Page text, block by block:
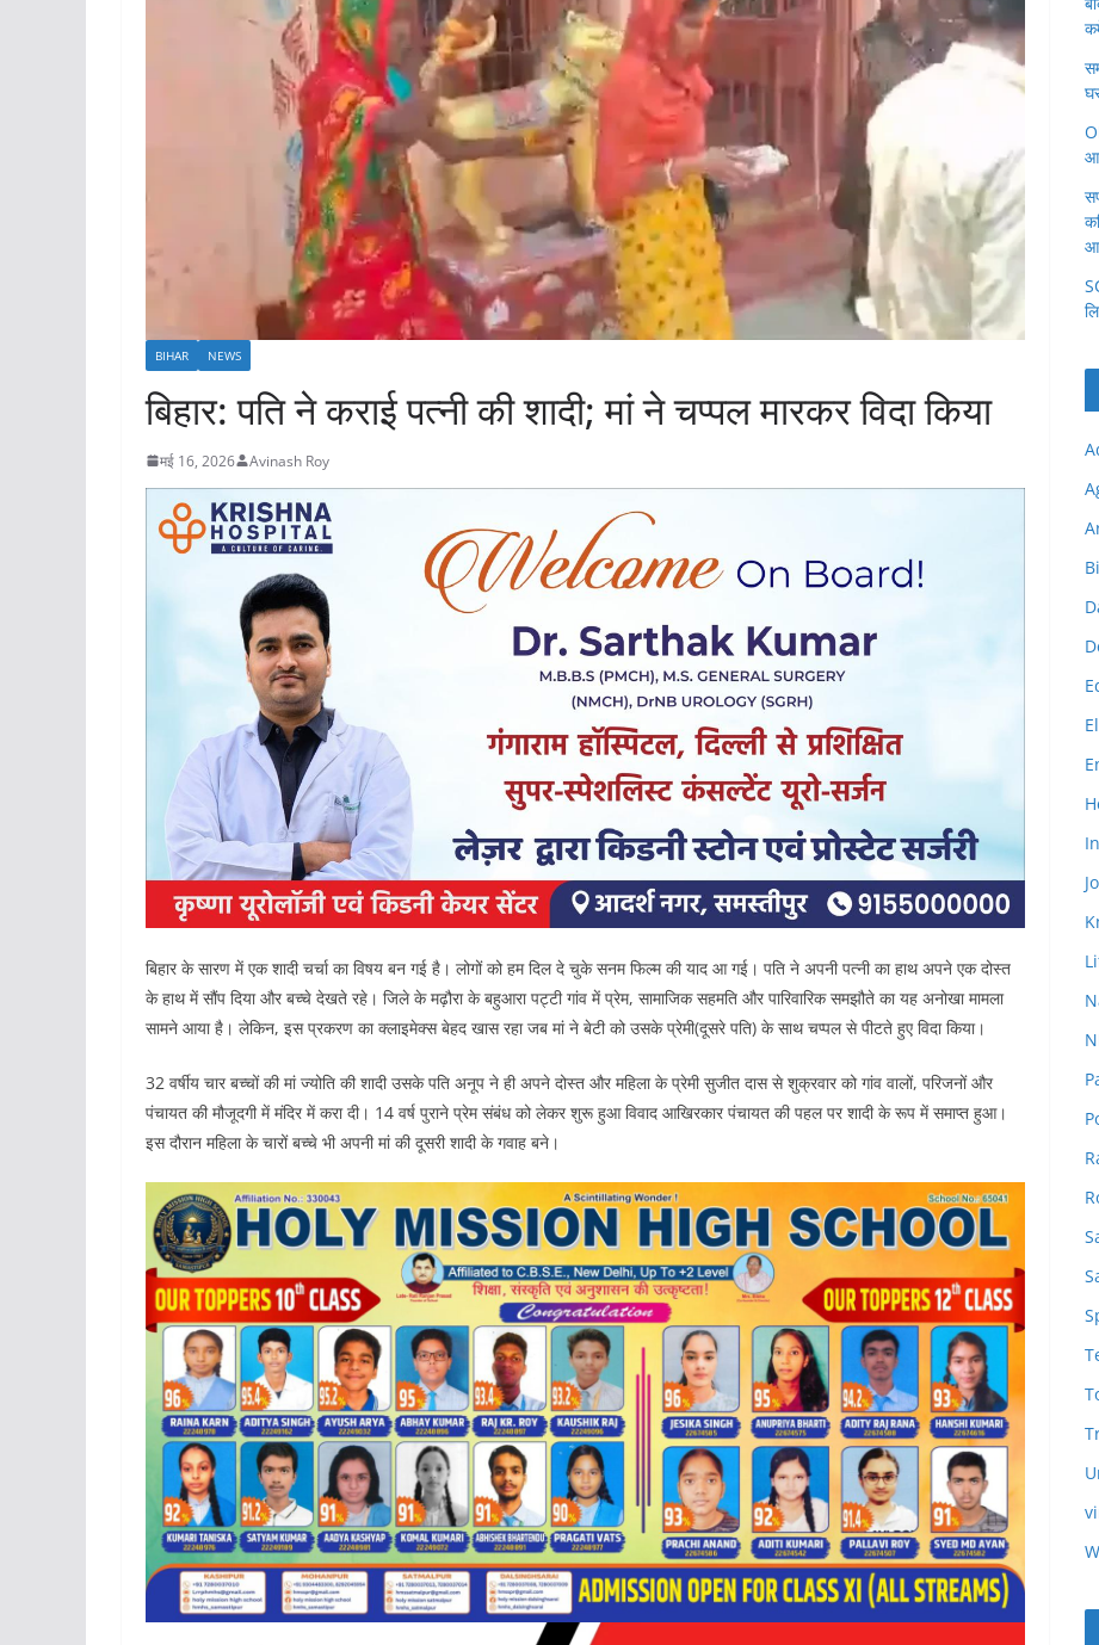
BIHAR NEWS
बिहार: पति ने कराई पत्नी की शादी; मां ने चप्पल मारकर विदा किया
मई 16, 2026 Avinash Roy
बिहार के सारण में एक शादी चर्चा का विषय बन गई है। लोगों को हम दिल दे चुके सनम फिल्म की याद आ गई। पति ने अपनी पत्नी का हाथ अपने एक दोस्त
के हाथ में सौंप दिया और बच्चे देखते रहे। जिले के मढ़ौरा के बहुआरा पट्टी गांव में प्रेम, सामाजिक सहमति और पारिवारिक समझौते का यह अनोखा मामला
सामने आया है। लेकिन, इस प्रकरण का क्लाइमेक्स बेहद खास रहा जब मां ने बेटी को उसके प्रेमी(दूसरे पति) के साथ चप्पल से पीटते हुए विदा किया।
32 वर्षीय चार बच्चों की मां ज्योति की शादी उसके पति अनूप ने ही अपने दोस्त और महिला के प्रेमी सुजीत दास से शुक्रवार को गांव वालों, परिजनों और
पंचायत की मौजूदगी में मंदिर में करा दी। 14 वर्ष पुराने प्रेम संबंध को लेकर शुरू हुआ विवाद आखिरकार पंचायत की पहल पर शादी के रूप में समाप्त हुआ।
इस दौरान महिला के चारों बच्चे भी अपनी मां की दूसरी शादी के गवाह बने।